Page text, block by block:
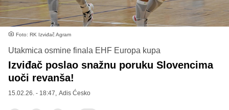
Foto: RK Izviđač Agram
Utakmica osmine finala EHF Europa kupa
Izviđač poslao snažnu poruku Slovencima
uoči revanša!
15.02.26. - 18:47, Adis Ćesko